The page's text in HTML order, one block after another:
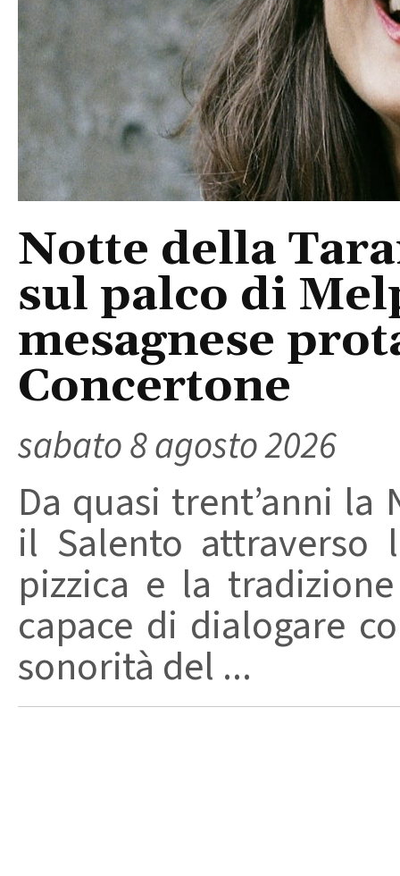
Notte della
sul palco di
mesagnese
Concertone
sabato 8 agosto 2026
Da quasi trent’anni
il Salento attraverso
pizzica e la
capace di dialogare
sonorità del ...